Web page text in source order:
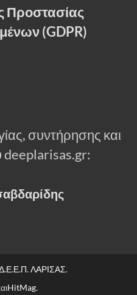
Προστασίας
(GDPR)
συντήρησης και
deeplarisas.gr:
ΛΑΡΙΣΑΣ.
HitMag.